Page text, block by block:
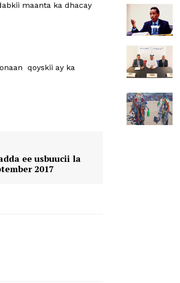
maanta ka dhacay
qoyskii ay ka
ee usbuucii la
2017